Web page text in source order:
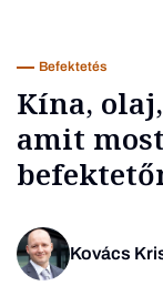
Befektetés
Kína,
amit
Kovács